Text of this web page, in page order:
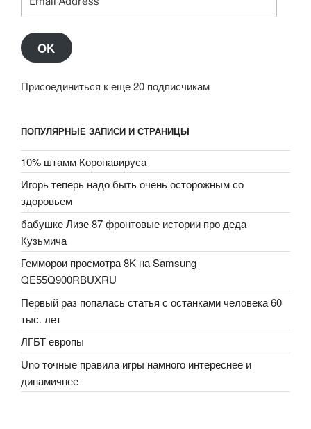
Address
OK
Присоединиться к еще 20 подписчикам
ПОПУЛЯРНЫЕ ЗАПИСИ И СТРАНИЦЫ
10% штамм Коронавируса
Игорь теперь надо быть очень осторожным со
здоровьем
бабушке Лизе 87 фронтовые истории про деда
Кузьмича
Гемморои просмотра 8K на Samsung
QE55Q900RBUXRU
Первый раз попалась статья с останками человека 60
тыс. лет
ЛГБТ европы
Uno точные правила игры намного интереснее и
динамичнее